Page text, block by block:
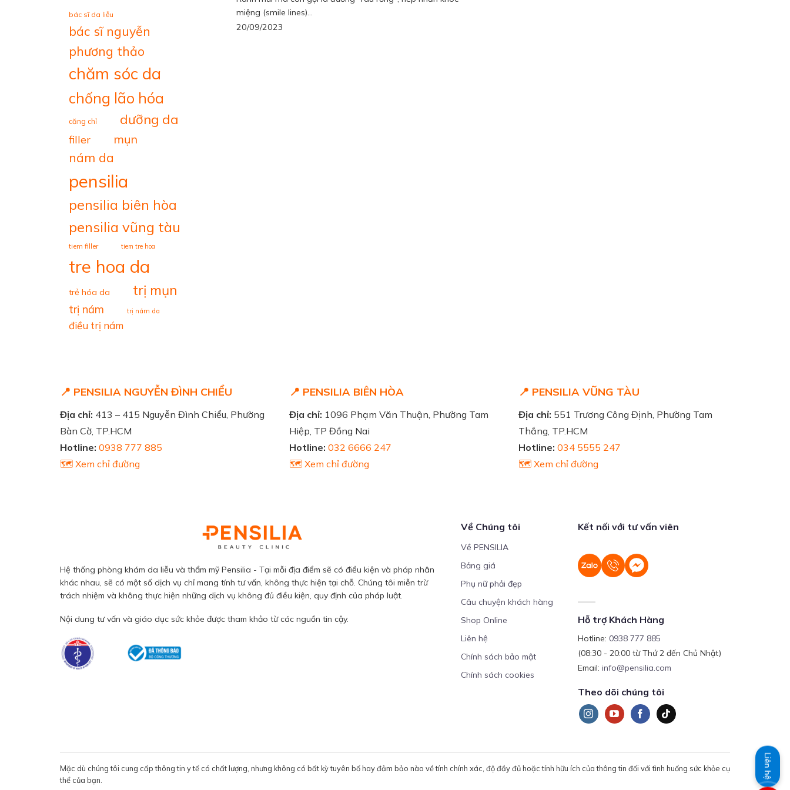
bác sĩ da liễu
bác sĩ nguyễn
phương thảo
chăm sóc da
chống lão hóa
căng chỉ dưỡng da
filler mụn
nám da
pensilia
pensilia biên hòa
pensilia vũng tàu
tiem filler tiem tre hoa
tre hoa da
trẻ hóa da trị mụn
trị nám trị nám da
điều trị nám
miệng (smile lines)...
20/09/2023
📍 PENSILIA NGUYỄN ĐÌNH CHIỂU
Địa chỉ: 413 – 415 Nguyễn Đình Chiểu, Phường
Bàn Cờ, TP.HCM
Hotline: 0938 777 885
🗺️ Xem chỉ đường
📍 PENSILIA BIÊN HÒA
Địa chỉ: 1096 Phạm Văn Thuận, Phường Tam
Hiệp, TP Đồng Nai
Hotline: 032 6666 247
🗺️ Xem chỉ đường
📍 PENSILIA VŨNG TÀU
Địa chỉ: 551 Trương Công Định, Phường Tam
Thắng, TP.HCM
Hotline: 034 5555 247
🗺️ Xem chỉ đường
Hệ thống phòng khám da liễu và thẩm mỹ Pensilia - Tại mỗi địa điểm sẽ có điều kiện và pháp nhân
khác nhau, sẽ có một số dịch vụ chỉ mang tính tư vấn, không thực hiện tại chỗ. Chúng tôi miễn trừ
trách nhiệm và không thực hiện những dịch vụ không đủ điều kiện, quy định của pháp luật.
Nội dung tư vấn và giáo dục sức khỏe được tham khảo từ các nguồn tin cậy.
Về Chúng tôi
Về PENSILIA
Bảng giá
Phụ nữ phải đẹp
Câu chuyện khách hàng
Shop Online
Liên hệ
Chính sách bảo mật
Chính sách cookies
Kết nối với tư vấn viên
Hỗ trợ Khách Hàng
Hotline:0938 777 885
(08:30 - 20:00 từ Thứ 2 đến Chủ Nhật)
Email:info@pensilia.com
Theo dõi chúng tôi
Mặc dù chúng tôi cung cấp thông tin y tế có chất lượng, nhưng không có bất kỳ tuyên bố hay đảm bảo nào về tính chính xác, độ đầy đủ hoặc tính hữu ích của thông tin đối với tình huống sức khỏe cụ
thể của bạn.
Liên hệ